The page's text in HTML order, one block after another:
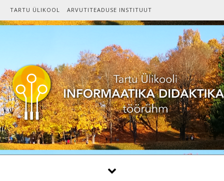
Skip to content
TARTU ÜLIKOOL ARVUTITEADUSE INSTITUUT